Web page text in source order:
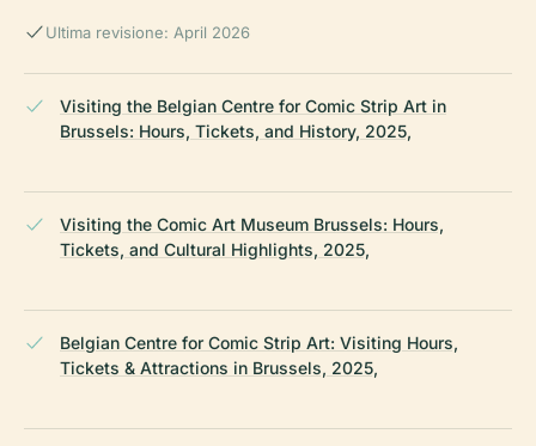
Ultima revisione: April 2026
Visiting the Belgian Centre for Comic Strip Art in
Brussels: Hours, Tickets, and History, 2025,
Visiting the Comic Art Museum Brussels: Hours,
Tickets, and Cultural Highlights, 2025,
Belgian Centre for Comic Strip Art: Visiting Hours,
Tickets & Attractions in Brussels, 2025,